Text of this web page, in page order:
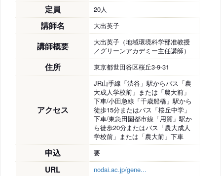
定員 20人
講師名 大出英子
講師概要
大出英子（地域環境科学部准教授
／グリーンアカデミー主任講師）
住所 東京都世田谷区桜丘3-9-31
アクセス
JR山手線「渋谷」駅からバス「農
大成人学校前」または「農大前」
下車/小田急線「千歳船橋」駅から
徒歩15分またはバス「桜丘中学」
下車/東急田園都市線「用賀」駅か
ら徒歩20分またはバス「農大成人
学校前」または「農大前」下車
申込 要
URL nodai.ac.jp/gene...